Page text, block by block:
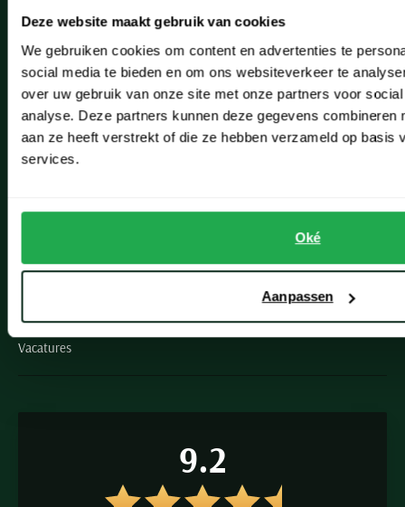
Deze website maakt gebruik van cookies
We gebruiken cookies om content en advertenties te
social media te bieden en om ons websiteverkeer te
over uw gebruik van onze site met onze partners voor
analyse. Deze partners kunnen deze gegevens combineren
aan ze heeft verstrekt of die ze hebben verzameld op basis
services.
Oké
Aanpassen
Oegstgeest
Openingstijden winkels
Schulte Herenmode
Inspiratie
Vacatures
9.2